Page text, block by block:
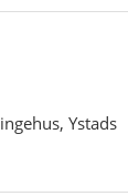
Ystads